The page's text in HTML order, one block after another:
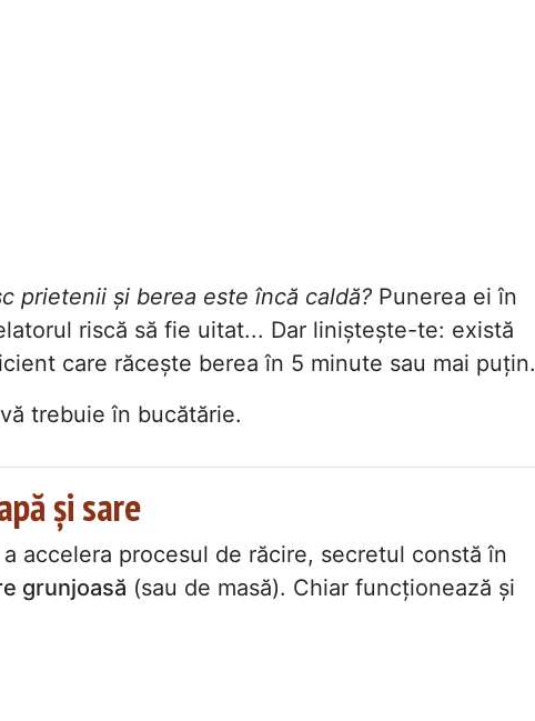
prietenii și berea este încă caldă? Punerea ei în
riscă să fie uitat... Dar liniștește-te: există
care răcește berea în 5 minute sau mai puțin.
trebuie în bucătărie.
și sare
accelera procesul de răcire, secretul constă în
grunjoasă (sau de masă). Chiar funcționează și